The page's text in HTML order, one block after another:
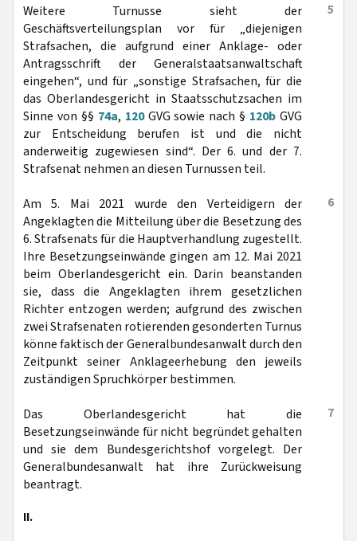
5
Weitere Turnusse sieht der
Geschäftsverteilungsplan vor für „diejenigen
Strafsachen, die aufgrund einer Anklage- oder
Antragsschrift der Generalstaatsanwaltschaft
eingehen“, und für „sonstige Strafsachen, für die
das Oberlandesgericht in Staatsschutzsachen im
Sinne von §§ 74a, 120GVG sowie nach § 120b GVG
zur Entscheidung berufen ist und die nicht
anderweitig zugewiesen sind“. Der 6. und der 7.
Strafsenat nehmen an diesen Turnussen teil.
6
Am 5. Mai 2021 wurde den Verteidigern der
Angeklagten die Mitteilung über die Besetzung des
6. Strafsenats für die Hauptverhandlung zugestellt.
Ihre Besetzungseinwände gingen am 12. Mai 2021
beim Oberlandesgericht ein. Darin beanstanden
sie, dass die Angeklagten ihrem gesetzlichen
Richter entzogen werden; aufgrund des zwischen
zwei Strafsenaten rotierenden gesonderten Turnus
könne faktisch der Generalbundesanwalt durch den
Zeitpunkt seiner Anklageerhebung den jeweils
zuständigen Spruchkörper bestimmen.
7
Das Oberlandesgericht hat die
Besetzungseinwände für nicht begründet gehalten
und sie dem Bundesgerichtshof vorgelegt. Der
Generalbundesanwalt hat ihre Zurückweisung
beantragt.
II.